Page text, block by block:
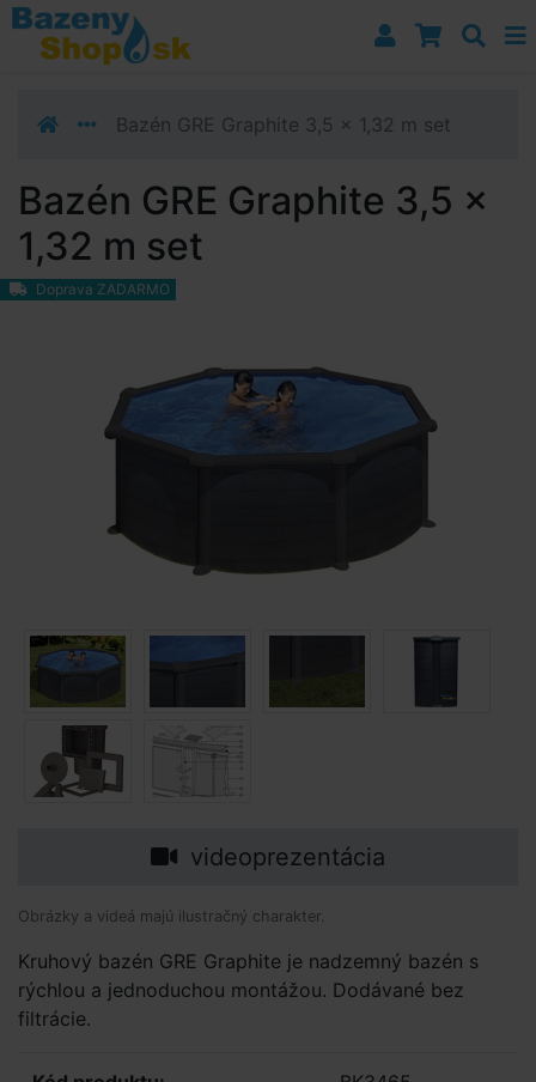
Prejsť k navigácii
Prejsť na obsah
Prejsť k bočnému stĺpci
Bazén GRE Graphite 3,5 x 1,32 m set
Bazén GRE Graphite 3,5 x
1,32 m set
Doprava ZADARMO
videoprezentácia
Obrázky a videá majú ilustračný charakter.
Kruhový bazén GRE Graphite je nadzemný bazén s
rýchlou a jednoduchou montážou. Dodávané bez
filtrácie.